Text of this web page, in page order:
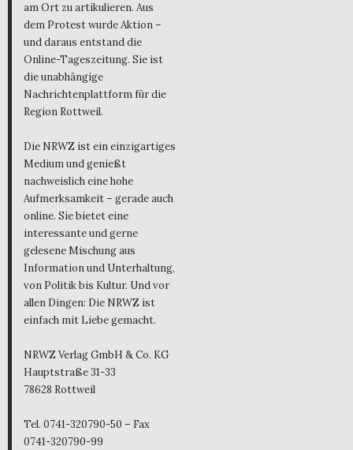
am Ort zu artikulieren. Aus
dem Protest wurde Aktion –
und daraus entstand die
Online-Tageszeitung. Sie ist
die unabhängige
Nachrichtenplattform für die
Region Rottweil.
Die NRWZ ist ein einzigartiges
Medium und genießt
nachweislich eine hohe
Aufmerksamkeit – gerade auch
online. Sie bietet eine
interessante und gerne
gelesene Mischung aus
Information und Unterhaltung,
von Politik bis Kultur. Und vor
allen Dingen: Die NRWZ ist
einfach mit Liebe gemacht.
NRWZ Verlag GmbH & Co. KG
Hauptstraße 31-33
78628 Rottweil
Tel. 0741-320790-50 – Fax
0741-320790-99